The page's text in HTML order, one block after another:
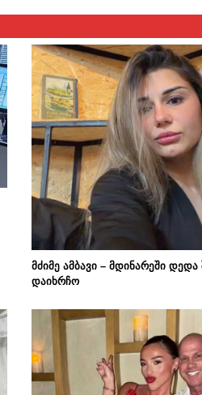
მძიმე ამბავი – მდინარეში
დაიხრჩო